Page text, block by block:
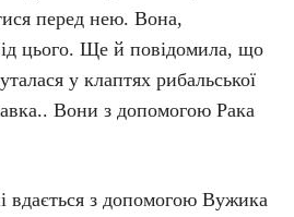
перед нею. Вона,
цього. Ще й повідомила, що
у клаптях рибальської
Вони з допомогою Рака
вдається з допомогою Вужика